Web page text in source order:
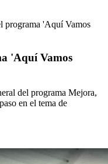
programa 'Aquí Vamos
'Aquí Vamos
del programa Mejora,
en el tema de